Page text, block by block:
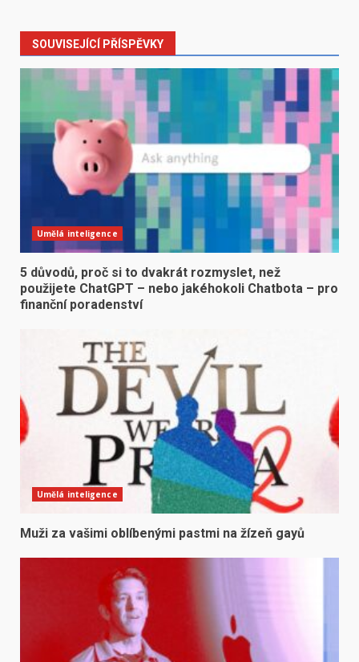
SOUVISEJÍCÍ PŘÍSPĚVKY
Umělá inteligence
5 důvodů, proč si to dvakrát rozmyslet, než
použijete ChatGPT – nebo jakéhokoli Chatbota – pro
finanční poradenství
Umělá inteligence
Muži za vašimi oblíbenými pastmi na žízeň gayů